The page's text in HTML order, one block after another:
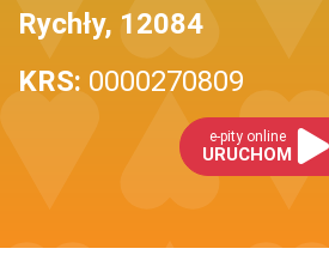
Rychły, 12084
KRS: 0000270809
e-pity online
URUCHOM